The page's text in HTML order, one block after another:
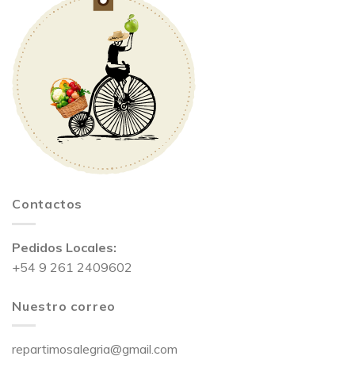
Contactos
Pedidos Locales:
+54 9 261 2409602
Nuestro correo
repartimosalegria@gmail.com